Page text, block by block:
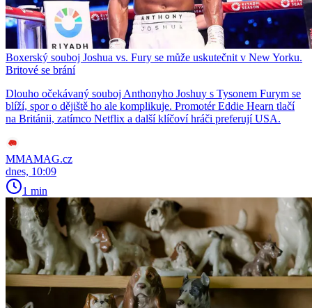
Boxerský souboj Joshua vs. Fury se může uskutečnit v New Yorku.
Britové se brání
Dlouho očekávaný souboj Anthonyho Joshuy s Tysonem Furym se
blíží, spor o dějiště ho ale komplikuje. Promotér Eddie Hearn tlačí
na Británii, zatímco Netflix a další klíčoví hráči preferují USA.
MMAMAG.cz
dnes, 10:09
1 min